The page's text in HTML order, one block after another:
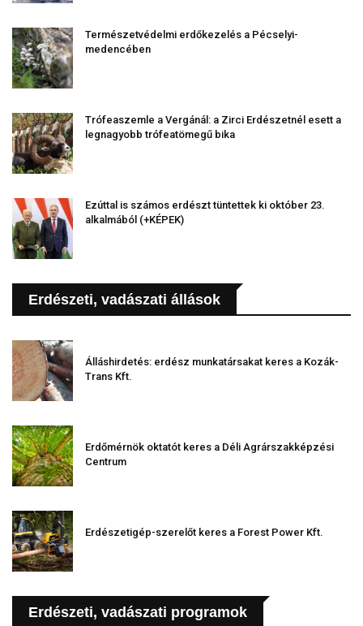
Természetvédelmi erdőkezelés a Pécselyi-
medencében
Trófeaszemle a Vergánál: a Zirci Erdészetnél esett a
legnagyobb trófeatömegű bika
Ezúttal is számos erdészt tüntettek ki október 23.
alkalmából (+KÉPEK)
Erdészeti, vadászati állások
Álláshirdetés: erdész munkatársakat keres a Kozák-
Trans Kft.
Erdőmérnök oktatót keres a Déli Agrárszakképzési
Centrum
Erdészetigép-szerelőt keres a Forest Power Kft.
Erdészeti, vadászati programok